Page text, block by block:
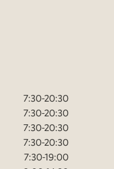
7:30-20:30
7:30-20:30
7:30-20:30
7:30-20:30
7:30-19:00